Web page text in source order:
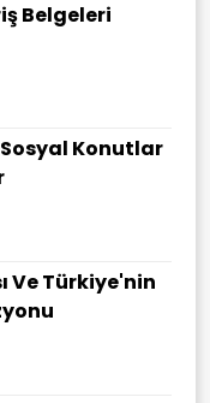
Belgeleri
Konutlar
Ve Türkiye'nin